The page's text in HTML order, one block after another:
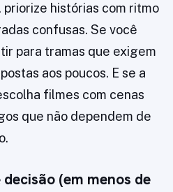
histórias com ritmo
confusas. Se você
para tramas que exigem
aos poucos. E se a
filmes com cenas
que não dependem de
(em menos de